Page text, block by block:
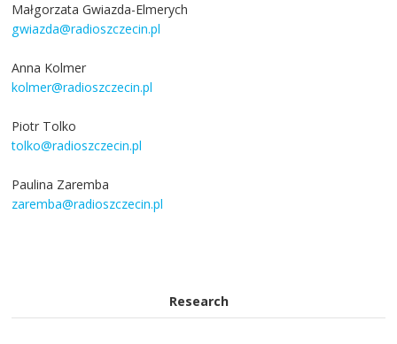
Małgorzata Gwiazda-Elmerych
gwiazda@radioszczecin.pl
Anna Kolmer
kolmer@radioszczecin.pl
Piotr Tolko
tolko@radioszczecin.pl
Paulina Zaremba
zaremba@radioszczecin.pl
Research